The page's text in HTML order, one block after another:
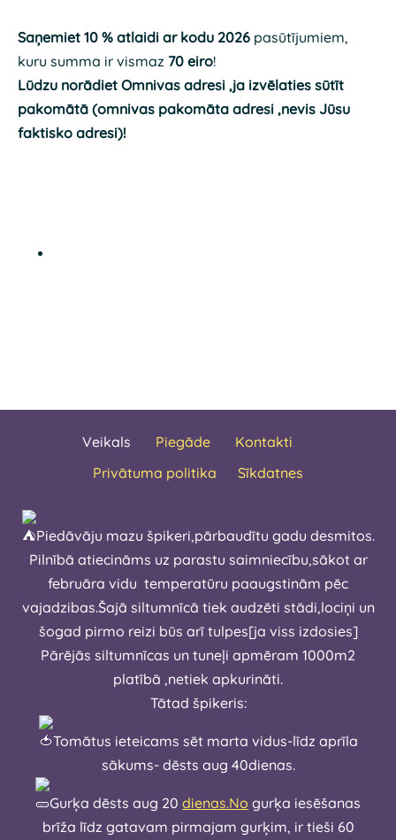
Saņemiet 10 % atlaidi ar kodu 2026 pasūtījumiem,
kuru summa ir vismaz 70 eiro!
Lūdzu norādiet Omnivas adresi ,ja izvēlaties sūtīt
pakomātā (omnivas pakomāta adresi ,nevis Jūsu
faktisko adresi)!
Veikals Piegāde
Kontakti
Privātuma politika
Sīkdatnes
Piedāvāju mazu špikeri,pārbaudītu gadu desmitos.
Pilnībā atiecināms uz parastu saimniecību,sākot ar
februāra vidu temperatūru paaugstinām pēc
vajadzibas.Šajā siltumnīcā tiek audzēti stādi,lociņi un
šogad pirmo reizi būs arī tulpes[ja viss izdosies]
Pārējās siltumnīcas un tuneļi apmēram 1000m2
platībā ,netiek apkurināti.
Tātad špikeris:
Tomātus ieteicams sēt marta vidus-līdz aprīla
sākums- dēsts aug 40dienas.
Gurķa dēsts aug 20 dienas.No gurķa iesēšanas
brīža līdz gatavam pirmajam gurķim, ir tieši 60